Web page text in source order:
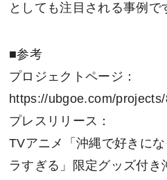
としても注目される事例で
■参考
プロジェクトページ：
https://ubgoe.com/
プレスリリース：
TVアニメ「沖縄で好きに
ラすぎる」限定グッズ付き